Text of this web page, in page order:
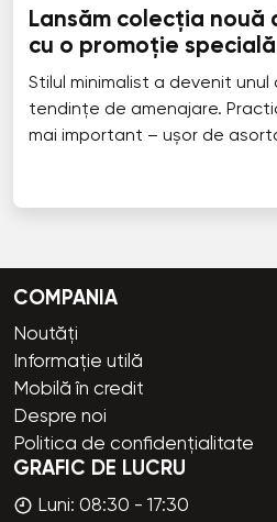
Lansăm colecția nouă
cu o promoție specială
Stilul minimalist a devenit
tendințe de amenajare.
mai important – ușor de
COMPANIA
Noutăți
Informație utilă
Mobilă în credit
Despre noi
Politica de confidențialitate
GRAFIC DE LUCRU
Luni: 08:30 - 17:30